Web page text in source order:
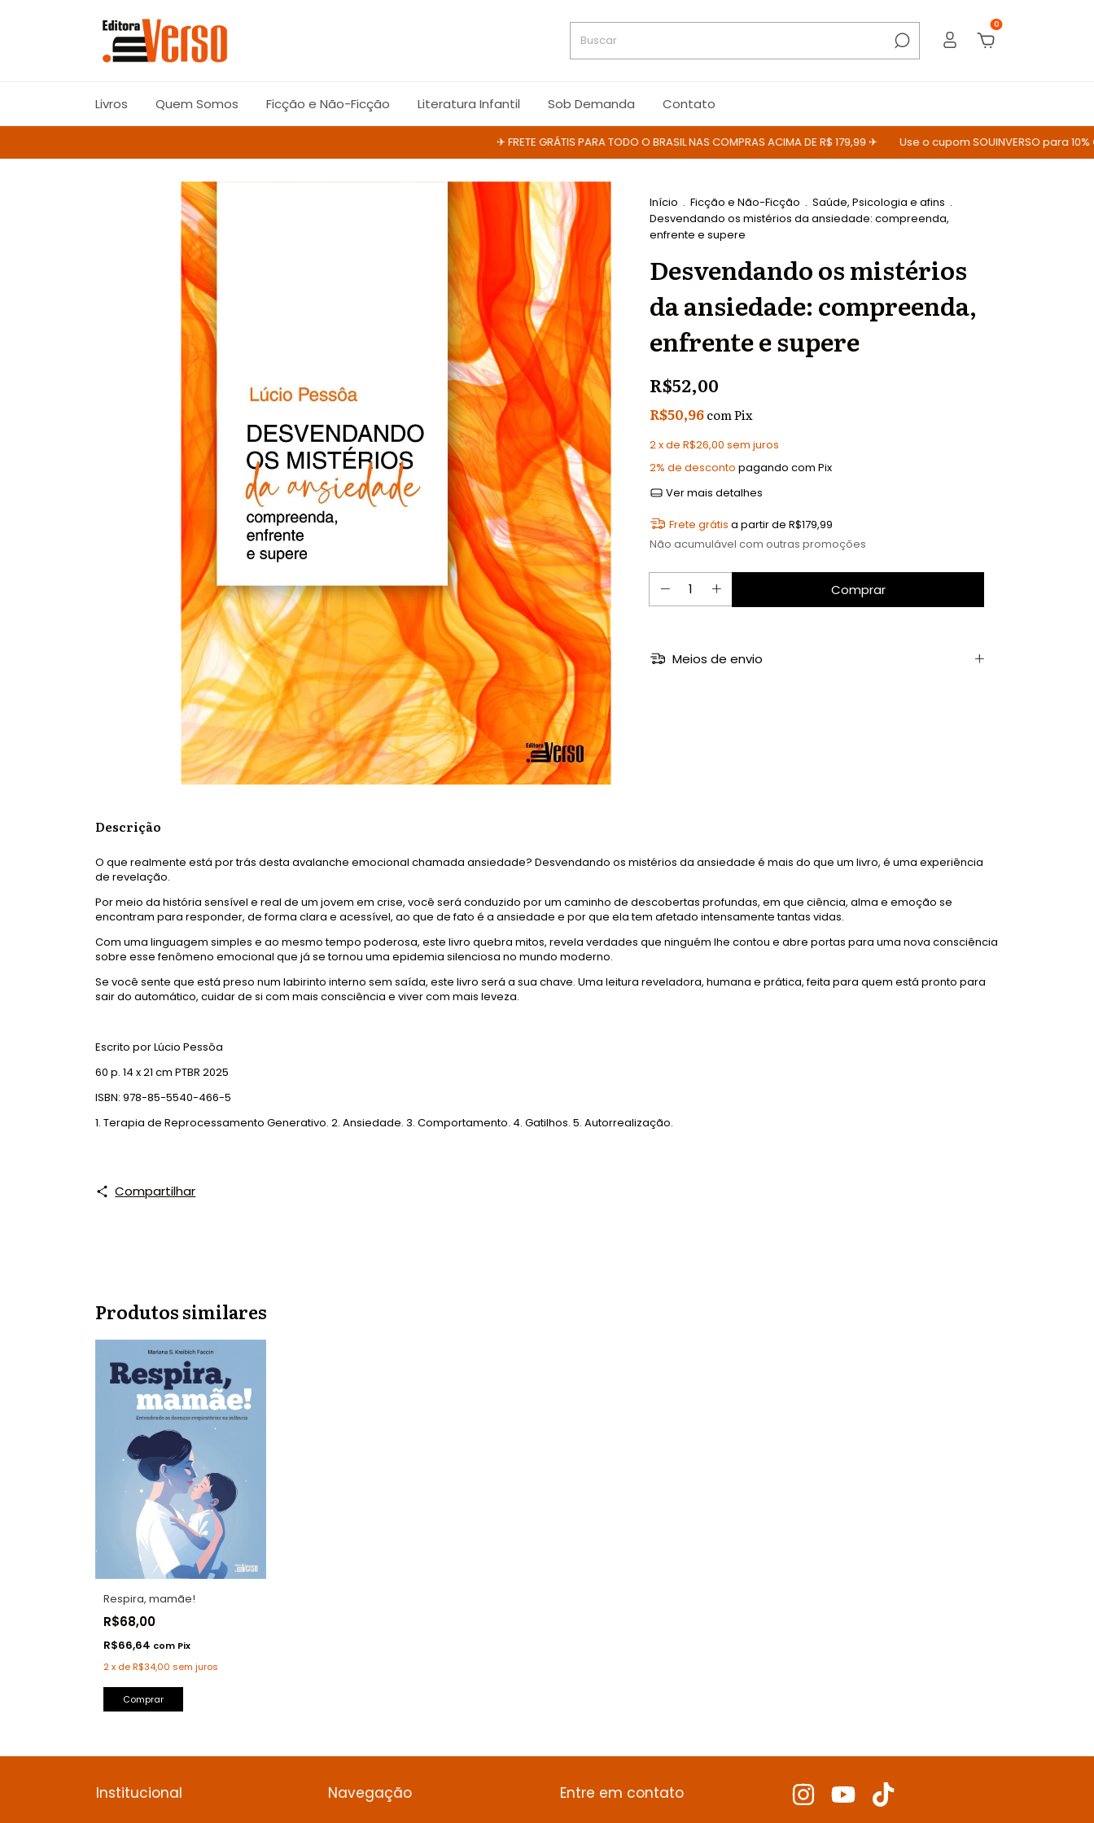
0
Livros Quem Somos Ficção e Não-Ficção Literatura Infantil Sob Demanda Contato
✈ FRETE GRÁTIS PARA TODO O BRASIL NAS COMPRAS ACIMA DE R$ 179,99 ✈ Use o cupom SOUINVERSO para 10% OFF
Início . Ficção e Não-Ficção . Saúde, Psicologia e afins .
Desvendando os mistérios da ansiedade: compreenda,
enfrente e supere
Desvendando os mistérios
da ansiedade: compreenda,
enfrente e supere
R$52,00
R$50,96comPix
2x de R$26,00 sem juros
2% de desconto pagando com Pix
Ver mais detalhes
Frete grátis a partir de R$179,99
Não acumulável com outras promoções
Meios de envio
Descrição
O que realmente está por trás desta avalanche emocional chamada ansiedade? Desvendando os mistérios da ansiedade é mais do que um livro, é uma experiência
de revelação.
Por meio da história sensível e real de um jovem em crise, você será conduzido por um caminho de descobertas profundas, em que ciência, alma e emoção se
encontram para responder, de forma clara e acessível, ao que de fato é a ansiedade e por que ela tem afetado intensamente tantas vidas.
Com uma linguagem simples e ao mesmo tempo poderosa, este livro quebra mitos, revela verdades que ninguém lhe contou e abre portas para uma nova consciência
sobre esse fenômeno emocional que já se tornou uma epidemia silenciosa no mundo moderno.
Se você sente que está preso num labirinto interno sem saída, este livro será a sua chave. Uma leitura reveladora, humana e prática, feita para quem está pronto para
sair do automático, cuidar de si com mais consciência e viver com mais leveza.
Escrito por Lúcio Pessôa
60 p. 14 x 21 cm PTBR 2025
ISBN: 978-85-5540-466-5
1. Terapia de Reprocessamento Generativo. 2. Ansiedade. 3. Comportamento. 4. Gatilhos. 5. Autorrealização.
Compartilhar
Produtos similares
Respira, mamãe!
R$68,00
R$66,64 com Pix
2x deR$34,00 sem juros
Comprar
Institucional Navegação Entre em contato